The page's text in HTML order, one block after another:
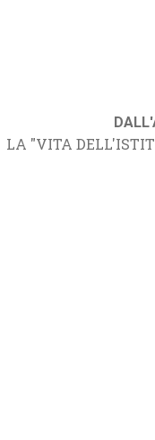
LA "VITA